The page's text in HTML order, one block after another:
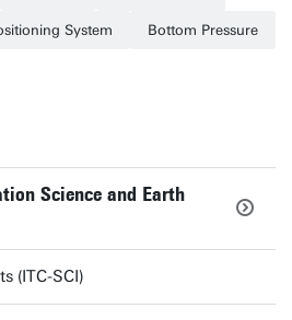
System Bottom Pressure
Science and Earth
(ITC-SCI)